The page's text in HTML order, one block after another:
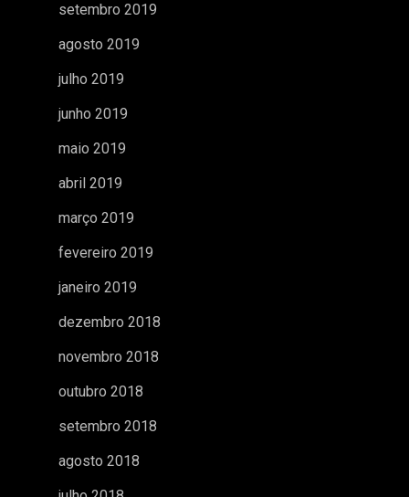
setembro 2019
agosto 2019
julho 2019
junho 2019
maio 2019
abril 2019
março 2019
fevereiro 2019
janeiro 2019
dezembro 2018
novembro 2018
outubro 2018
setembro 2018
agosto 2018